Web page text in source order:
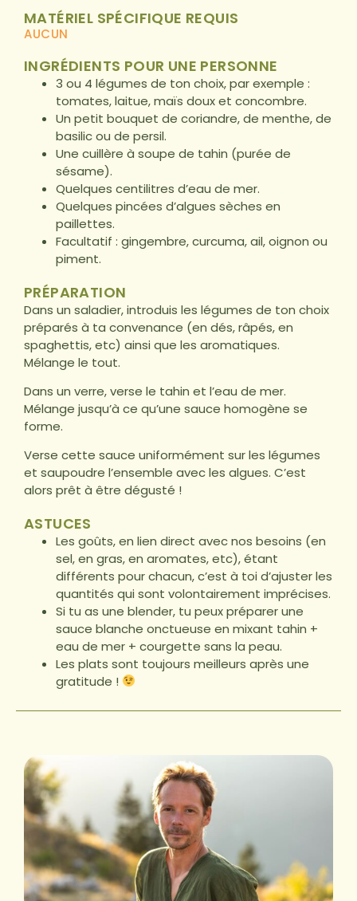
MATÉRIEL SPÉCIFIQUE REQUIS
AUCUN
INGRÉDIENTS POUR UNE PERSONNE
3 ou 4 légumes de ton choix, par exemple :
tomates, laitue, maïs doux et concombre.
Un petit bouquet de coriandre, de menthe, de
basilic ou de persil.
Une cuillère à soupe de tahin (purée de
sésame).
Quelques centilitres d’eau de mer.
Quelques pincées d’algues sèches en
paillettes.
Facultatif : gingembre, curcuma, ail, oignon ou
piment.
PRÉPARATION
Dans un saladier, introduis les légumes de ton choix
préparés à ta convenance (en dés, râpés, en
spaghettis, etc) ainsi que les aromatiques.
Mélange le tout.
Dans un verre, verse le tahin et l’eau de mer.
Mélange jusqu’à ce qu’une sauce homogène se
forme.
Verse cette sauce uniformément sur les légumes
et saupoudre l’ensemble avec les algues. C’est
alors prêt à être dégusté !
ASTUCES
Les goûts, en lien direct avec nos besoins (en
sel, en gras, en aromates, etc), étant
différents pour chacun, c’est à toi d’ajuster les
quantités qui sont volontairement imprécises.
Si tu as une blender, tu peux préparer une
sauce blanche onctueuse en mixant tahin +
eau de mer + courgette sans la peau.
Les plats sont toujours meilleurs après une
gratitude !